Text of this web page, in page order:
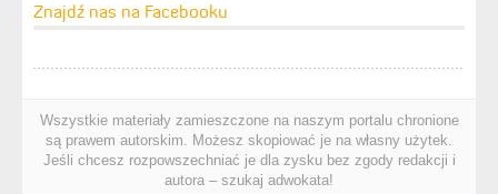
Znajdź nas na Facebooku
Wszystkie materiały zamieszczone na naszym portalu chronione
są prawem autorskim. Możesz skopiować je na własny użytek.
Jeśli chcesz rozpowszechniać je dla zysku bez zgody redakcji i
autora – szukaj adwokata!